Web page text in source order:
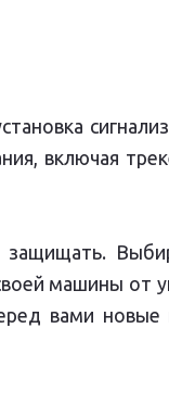
включая
машины от
вами новые